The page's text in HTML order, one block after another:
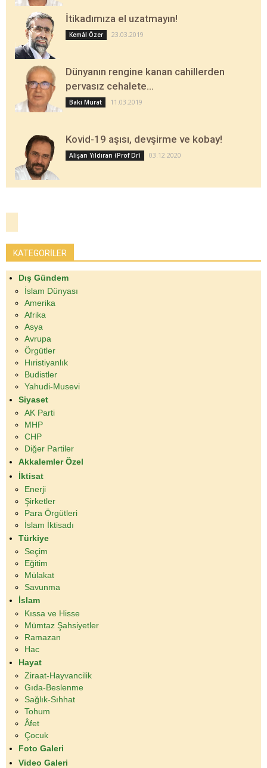
İtikadımıza el uzatmayın!
Kemâl Özer 23.03.2019
Dünyanın rengine kanan cahillerden
pervasız cehalete…
Baki Murat 11.03.2019
Kovid-19 aşısı, devşirme ve kobay!
Alişan Yıldıran (Prof Dr) 03.12.2020
KATEGORİLER
Dış Gündem
İslam Dünyası
Amerika
Afrika
Asya
Avrupa
Örgütler
Hıristiyanlık
Budistler
Yahudi-Musevi
Siyaset
AK Parti
MHP
CHP
Diğer Partiler
Akkalemler Özel
İktisat
Enerji
Şirketler
Para Örgütleri
İslam İktisadı
Türkiye
Seçim
Eğitim
Mülakat
Savunma
İslam
Kıssa ve Hisse
Mümtaz Şahsiyetler
Ramazan
Hac
Hayat
Ziraat-Hayvancilik
Gıda-Beslenme
Sağlık-Sıhhat
Tohum
Âfet
Çocuk
Foto Galeri
Video Galeri